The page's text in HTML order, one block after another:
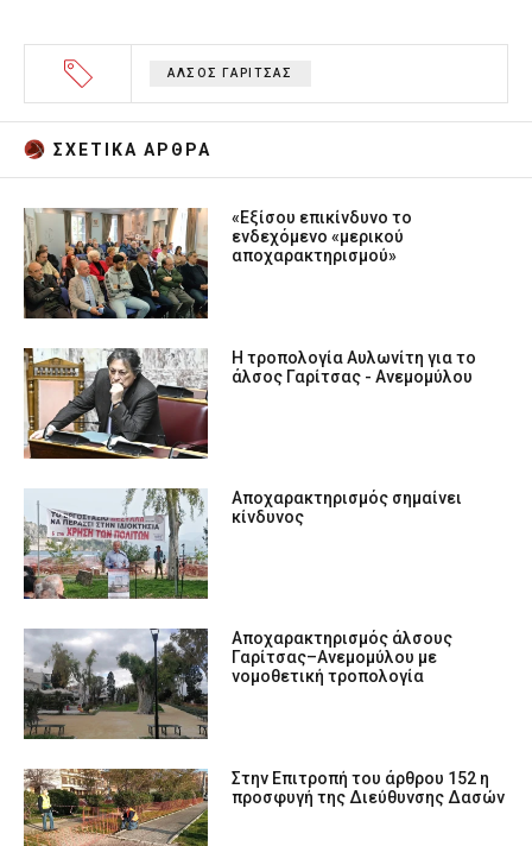
ΑΛΣΟΣ ΓΑΡΙΤΣΑΣ
ΣΧΕΤΙΚA AΡΘΡΑ
«Εξίσου επικίνδυνο το
ενδεχόμενο «μερικού
αποχαρακτηρισμού»
Η τροπολογία Αυλωνίτη για το
άλσος Γαρίτσας - Ανεμομύλου
Αποχαρακτηρισμός σημαίνει
κίνδυνος
Αποχαρακτηρισμός άλσους
Γαρίτσας–Ανεμομύλου με
νομοθετική τροπολογία
Στην Επιτροπή του άρθρου 152 η
προσφυγή της Διεύθυνσης Δασών